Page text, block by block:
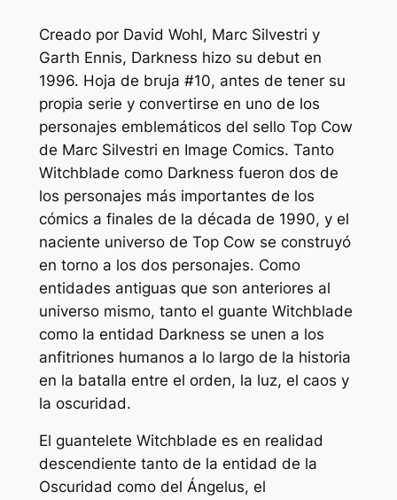
Creado por David Wohl, Marc Silvestri y
Garth Ennis, Darkness hizo su debut en
1996. Hoja de bruja #10, antes de tener su
propia serie y convertirse en uno de los
personajes emblemáticos del sello Top Cow
de Marc Silvestri en Image Comics. Tanto
Witchblade como Darkness fueron dos de
los personajes más importantes de los
cómics a finales de la década de 1990, y el
naciente universo de Top Cow se construyó
en torno a los dos personajes. Como
entidades antiguas que son anteriores al
universo mismo, tanto el guante Witchblade
como la entidad Darkness se unen a los
anfitriones humanos a lo largo de la historia
en la batalla entre el orden, la luz, el caos y
la oscuridad.
El guantelete Witchblade es en realidad
descendiente tanto de la entidad de la
Oscuridad como del Ángelus, el